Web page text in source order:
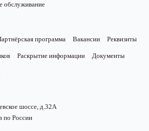
обслуживание
программа Вакансии Реквизиты
Раскрытие информации Документы
шоссе, д.32А
по России